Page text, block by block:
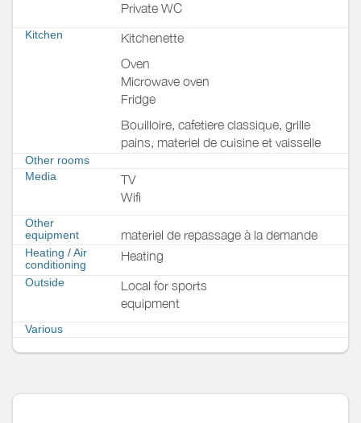
Private WC
Kitchen
Kitchenette
Oven
Microwave oven
Fridge
Bouilloire, cafetiere classique, grille
pains, materiel de cuisine et vaisselle
Other rooms
Media
TV
Wifi
Other
equipment
materiel de repassage à la demande
Heating / Air
conditioning
Heating
Outside
Local for sports
equipment
Various